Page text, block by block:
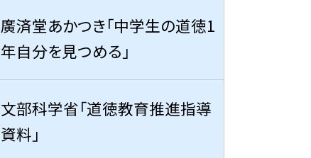
廣済堂あかつき「中学生の道徳1
年自分を見つめる」
文部科学省「道徳教育推進指導
資料」